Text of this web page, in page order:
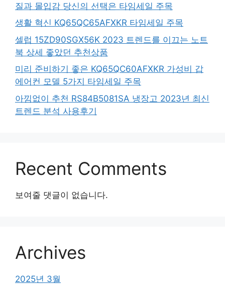
질과 몰입감 당신의 선택은 타임세일 주목
생활 혁신 KQ65QC65AFXKR 타임세일 주목
셀럽 15ZD90SGX56K 2023 트렌드를 이끄는 노트
북 상세 좋았던 추천상품
미리 준비하기 좋은 KQ65QC60AFXKR 가성비 갑
에어컨 모델 5가지 타임세일 주목
아낌없이 추천 RS84B5081SA 냉장고 2023년 최신
트렌드 분석 사용후기
Recent Comments
보여줄 댓글이 없습니다.
Archives
2025년 3월